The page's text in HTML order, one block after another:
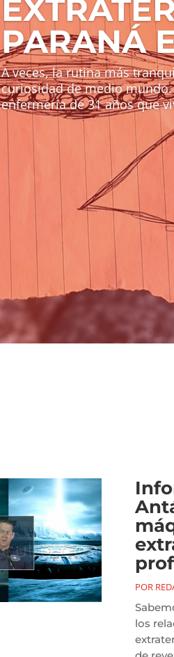
PARANÁ
A veces, la rutina más
curiosidad de medio
enfermería de 31 años que
POR
los